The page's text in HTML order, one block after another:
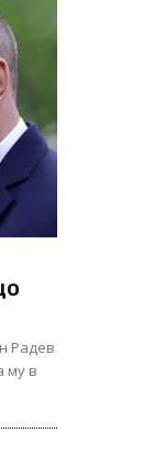
Радев
му в